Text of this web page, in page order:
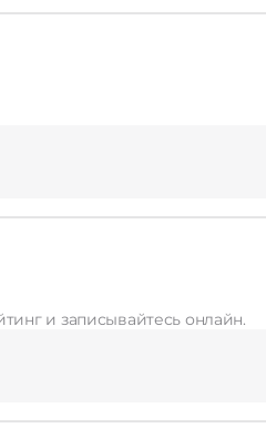
и записывайтесь онлайн.